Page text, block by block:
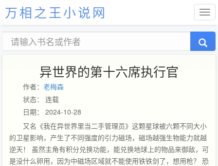
万相之王小说网
异世界的第十六席执行官
作者： 老梅森
状态： 连载
日期： 2024-10-28
又名《我在异世界里当二手管理员》这颗星球被六颗不同大小
的卫星影响，产生了不同强度的引力磁场，磁场越强生物能力就越
逆天！ 虽然主角有积分兑换功能，能兑换地球上的物品来御敌，可
是没什么卵用，因为中磁场区域就不能使用铁铁剑了，想用枪？ 恐